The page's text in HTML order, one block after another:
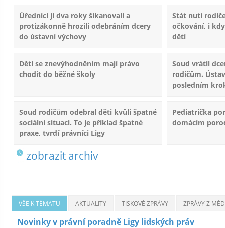
Úředníci ji dva roky šikanovali a
protizákonně hrozili odebráním dcery
do ústavní výchovy
Stát nutí
očkování, i
dětí
Děti se znevýhodněním mají právo
chodit do běžné školy
Soud vrátil
rodičům.
posledním
Soud rodičům odebral děti kvůli špatné
sociální situaci. To je příklad špatné
praxe, tvrdí právníci Ligy
Pediatrička
domácím
zobrazit archiv
VŠE K TÉMATU AKTUALITY TISKOVÉ ZPRÁVY ZPRÁVY Z
Novinky v právní poradně Ligy lidských práv